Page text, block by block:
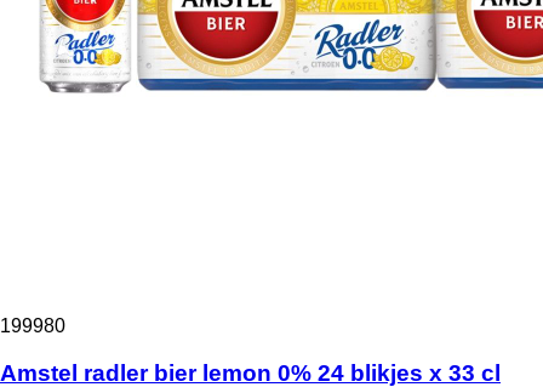
199980
Amstel radler bier lemon 0% 24 blikjes x 33 cl